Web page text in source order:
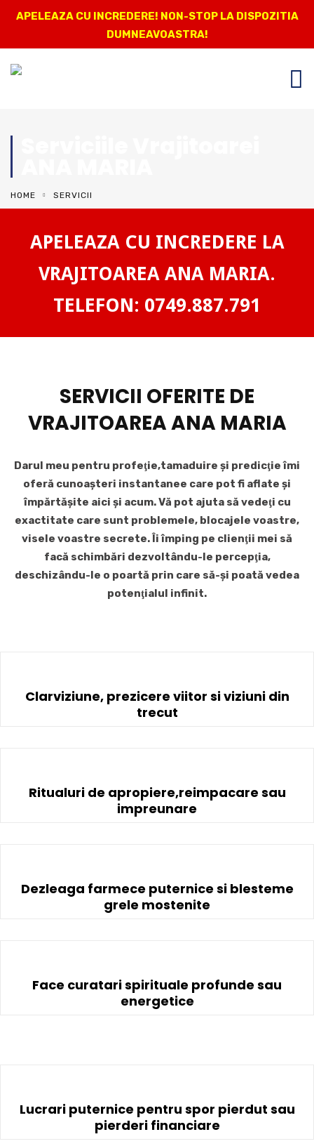
APELEAZA CU INCREDERE! NON-STOP LA DISPOZITIA
DUMNEAVOASTRA!
HOME SERVICII
APELEAZA CU INCREDERE LA
VRAJITOAREA ANA MARIA.
TELEFON: 0749.887.791
SERVICII OFERITE DE
VRAJITOAREA ANA MARIA
Darul meu pentru profeţie,tamaduire şi predicţie îmi
oferă cunoaşteri instantanee care pot fi aflate şi
împărtăşite aici şi acum. Vă pot ajuta să vedeţi cu
exactitate care sunt problemele, blocajele voastre,
visele voastre secrete. Îi împing pe clienţii mei să
facă schimbări dezvoltându-le percepţia,
deschizându-le o poartă prin care să-şi poată vedea
potenţialul infinit.
Clarviziune, prezicere viitor si viziuni din
trecut
Ritualuri de apropiere,reimpacare sau
impreunare
Dezleaga farmece puternice si blesteme
grele mostenite
Face curatari spirituale profunde sau
energetice
Lucrari puternice pentru spor pierdut sau
pierderi financiare